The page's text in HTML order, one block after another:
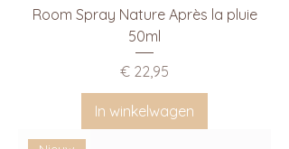
Room Spray Nature Après la pluie
50ml
Prijs
€ 22,95
In winkelwagen